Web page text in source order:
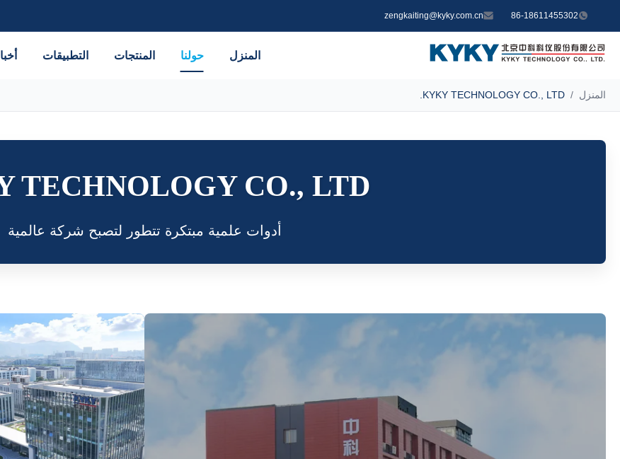
86-18611455302
zengkaiting@kyky.com.cn
المنزل حولنا المنتجات التطبيقات
المنزل /
KYKY TECHNOLOGY CO., LTD.
TECHNOLOGY CO., LTD.
أدوات علمية مبتكرة تتطور لتصبح شركة عالمية